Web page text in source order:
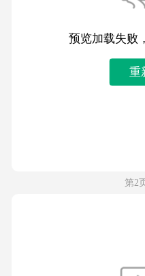
预览加载失败
重
第2